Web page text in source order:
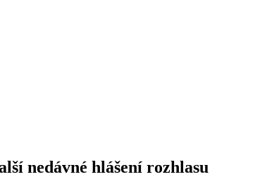
nedávné hlášení rozhlasu